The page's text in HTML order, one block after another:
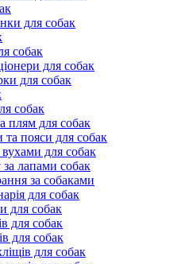
для собак
собак
для собак
для собак
собак
плям для собак
та пояси для собак
для собак
за лапами собак
за собаками
для собак
для собак
для собак
для собак
для собак